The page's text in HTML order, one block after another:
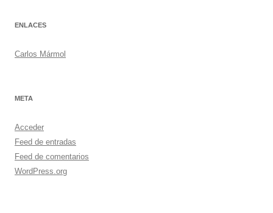
ENLACES
Carlos Mármol
META
Acceder
Feed de entradas
Feed de comentarios
WordPress.org